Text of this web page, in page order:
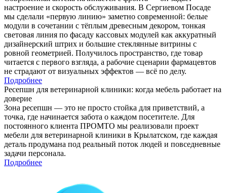
настроение и скорость обслуживания. В Сергиевом Посаде
мы сделали «первую линию» заметно современной: белые
модули в сочетании с тёплым древесным декором, тонкая
световая линия по фасаду кассовых модулей как аккуратный
дизайнерский штрих и большие стеклянные витрины с
ровной геометрией. Получилось пространство, где товар
читается с первого взгляда, а рабочие сценарии фармацевтов
не страдают от визуальных эффектов — всё по делу.
Подробнее
Ресепшн для ветеринарной клиники: когда мебель работает на
доверие
Зона ресепшн — это не просто стойка для приветствий, а
точка, где начинается забота о каждом посетителе. Для
постоянного клиента ПРОМТО мы реализовали проект
мебели для ветеринарной клиники в Крылатском, где каждая
деталь продумана под реальный поток людей и повседневные
задачи персонала.
Подробнее